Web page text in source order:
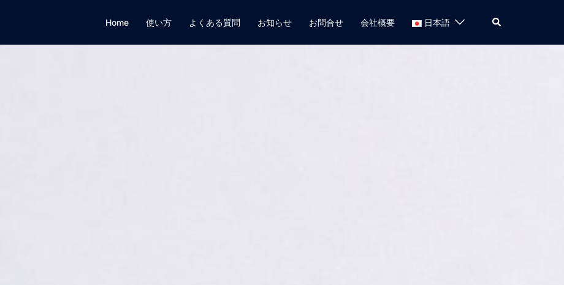
Home 使い方 よくある質問 お知らせ お問合せ 会社概要 日本語